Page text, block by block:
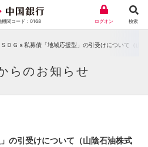
機関コード：0168 検索
ログオン
ＳＤＧｓ私募債「地域応援型」の引受けについて（山
らのお知らせ
の引受けについて（山陰石油株式